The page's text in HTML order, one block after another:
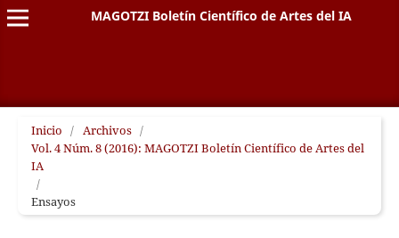
MAGOTZI Boletín Científico de Artes del IA
Inicio / Archivos /
Vol. 4 Núm. 8 (2016): MAGOTZI Boletín Científico de Artes del
IA
/
Ensayos